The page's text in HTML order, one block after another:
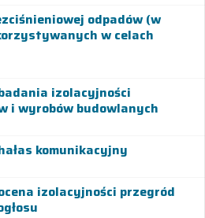
odpadów (w
w celach
izolacyjności
i wyrobów budowlanych
komunikacyjny
izolacyjności przegród